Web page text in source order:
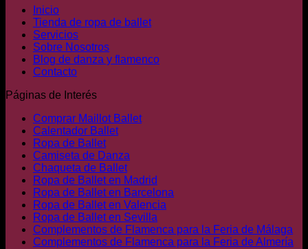
Inicio
Tienda de ropa de ballet
Servicios
Sobre Nosotros
Blog de danza y flamenco
Contacto
Páginas de Interés
Comprar Maillot Ballet
Calentador Ballet
Ropa de Ballet
Camiseta de Danza
Chaqueta de Ballet
Ropa de Ballet en Madrid
Ropa de Ballet en Barcelona
Ropa de Ballet en Valencia
Ropa de Ballet en Sevilla
Complementos de Flamenca para la Feria de Málaga
Complementos de Flamenca para la Feria de Almería